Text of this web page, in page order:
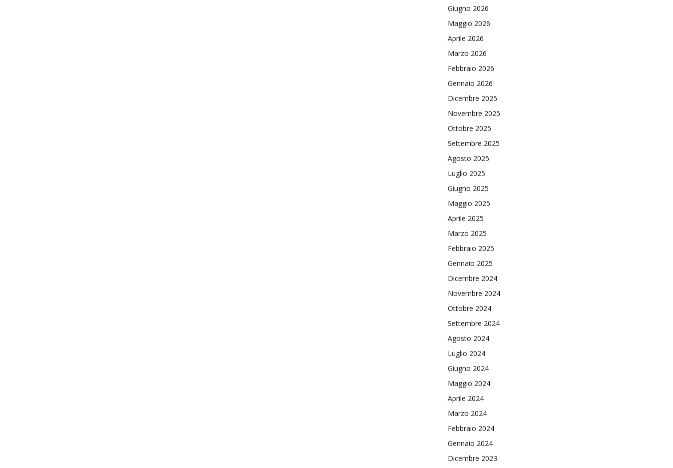
Giugno 2026
Maggio 2026
Aprile 2026
Marzo 2026
Febbraio 2026
Gennaio 2026
Dicembre 2025
Novembre 2025
Ottobre 2025
Settembre 2025
Agosto 2025
Luglio 2025
Giugno 2025
Maggio 2025
Aprile 2025
Marzo 2025
Febbraio 2025
Gennaio 2025
Dicembre 2024
Novembre 2024
Ottobre 2024
Settembre 2024
Agosto 2024
Luglio 2024
Giugno 2024
Maggio 2024
Aprile 2024
Marzo 2024
Febbraio 2024
Gennaio 2024
Dicembre 2023